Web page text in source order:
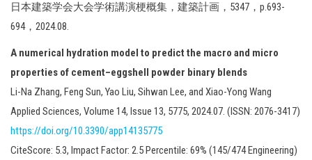
日本建築学会大会学術講演梗概集，建築計画，5347，p.693-
694，2024.08.
A numerical hydration model to predict the macro and micro
properties of cement–eggshell powder binary blends
Li-Na Zhang, Feng Sun, Yao Liu, Sihwan Lee, and Xiao-Yong Wang
Applied Sciences, Volume 14, Issue 13, 5775, 2024.07. (ISSN: 2076-3417)
https://doi.org/10.3390/app14135775
CiteScore: 5.3, Impact Factor: 2.5 Percentile: 69% (145/474 Engineering)